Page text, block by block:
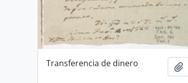
Transferencia de dinero